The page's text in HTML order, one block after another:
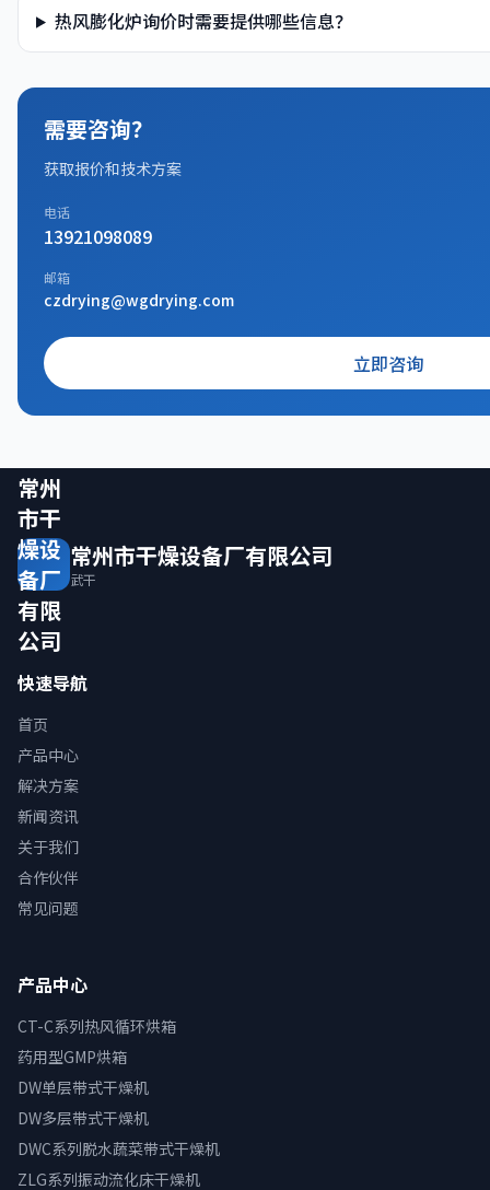
热风膨化炉询价时需要提供哪些信息？
需要咨询？
获取报价和技术方案
电话
13921098089
邮箱
czdrying@wgdrying.com
立即咨询
常州
市干
燥设
备厂
有限
公司
常州市干燥设备厂有限公司
武干
快速导航
首页
产品中心
解决方案
新闻资讯
关于我们
合作伙伴
常见问题
产品中心
CT-C系列热风循环烘箱
药用型GMP烘箱
DW单层带式干燥机
DW多层带式干燥机
DWC系列脱水蔬菜带式干燥机
ZLG系列振动流化床干燥机